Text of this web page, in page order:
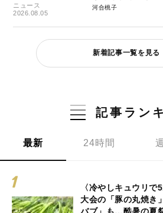
ニュース
2026.08.05
河合桃子
新着記事一覧を見る
記事ラン
最新 24時間
〈冷やしキュウリ
大会の「豚の丸焼き